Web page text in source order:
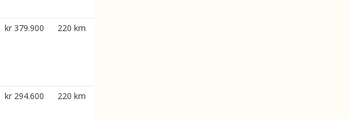
kr 379.900 220 km
kr 294.600 220 km